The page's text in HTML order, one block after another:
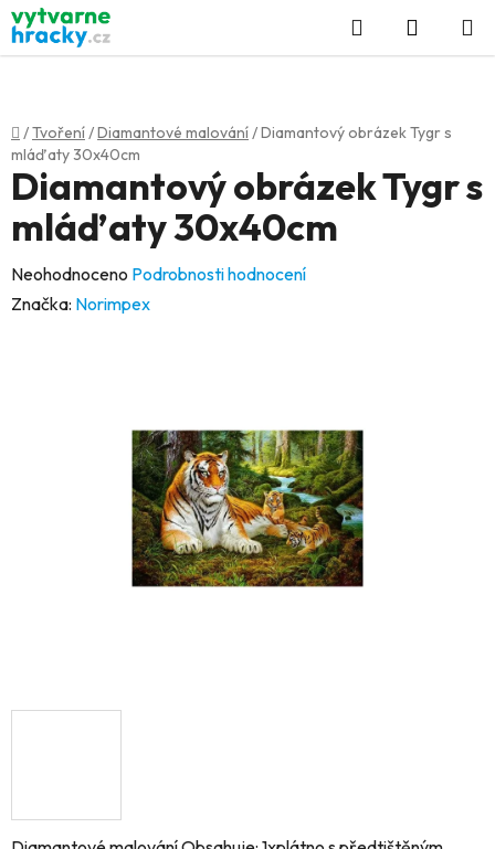
Přejít
na
obsah
Hledat
KOŠÍK
Domů
/Tvoření/Diamantové malování/Diamantový obrázek Tygr s
mláďaty 30x40cm
Diamantový obrázek Tygr s
mláďaty 30x40cm
Průměrné
hodnocení
Neohodnoceno Podrobnosti hodnocení
Značka: Norimpex